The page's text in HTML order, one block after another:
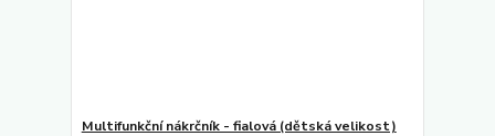
Multifunkční nákrčník - fialová (dětská velikost)